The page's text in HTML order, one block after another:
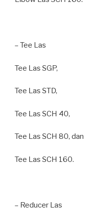
– Tee Las
Tee Las SGP,
Tee Las STD,
Tee Las SCH 40,
Tee Las SCH 80, dan
Tee Las SCH 160.
– Reducer Las